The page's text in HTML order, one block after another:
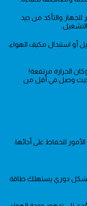
والتأكد من جيد
أو استبدال مكيف الهواء،
الحرارة مرتفعة!
حيث وصل في أقل من
للحفاظ على أدائها:
بشكل دوري يستهلك طاقة